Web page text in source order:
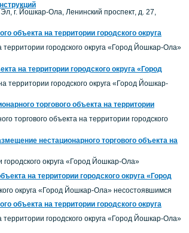
г. Йошкар-Ола, Ленинский проспект, д. 27,
объекта на территории городского округа
городского округа «Город Йошкар-Ола»
на территории городского округа «Город
территории городского округа «Город Йошкар-
торгового объекта на территории
торгового объекта на территории городского
нестационарного торгового объекта на
округа «Город Йошкар-Ола»
на территории городского округа «Город
округа «Город Йошкар-Ола» несостоявшимся
объекта на территории городского округа
городского округа «Город Йошкар-Ола»